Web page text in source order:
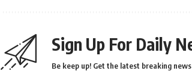
Sign Up For Daily
Be keep up! Get the latest breaking